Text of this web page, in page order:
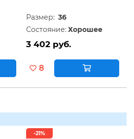
Размер: 36
Состояние: Хорошее
3 402 руб.
8
-21%